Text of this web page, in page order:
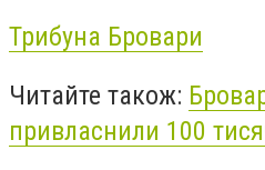
Трибуна Бровари
Читайте також:
привласнили 100